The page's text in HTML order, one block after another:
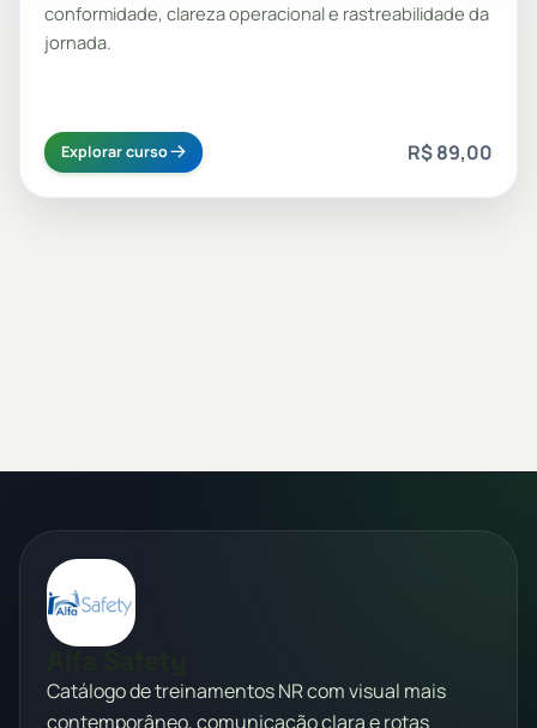
conformidade, clareza operacional e rastreabilidade da
jornada.
Explorar curso R$ 89,00
Catálogo de treinamentos NR com visual mais
contemporâneo, comunicação clara e rotas